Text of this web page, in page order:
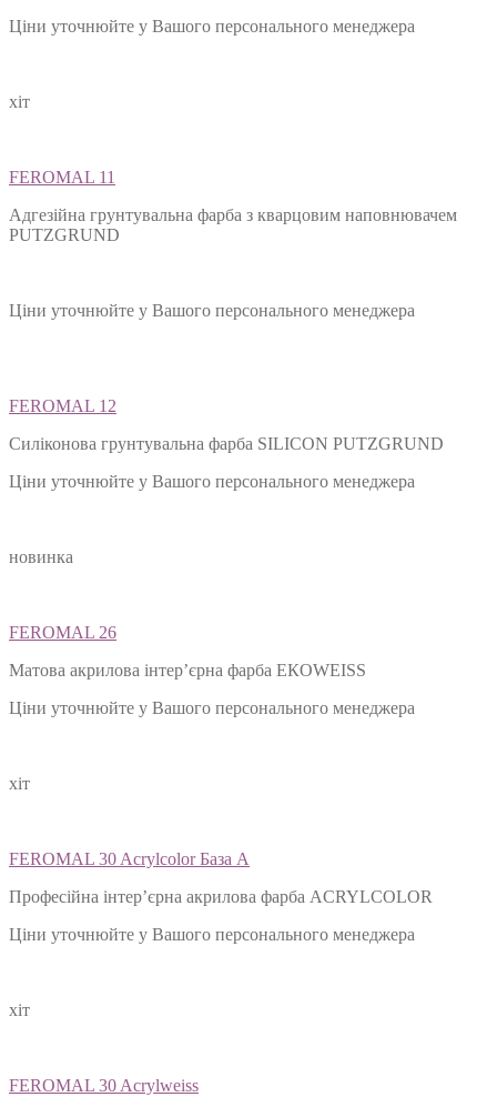
Ціни уточнюйте у Вашого персонального менеджера
хіт
FEROMAL 11
Адгезійна грунтувальна фарба з кварцовим наповнювачем
PUTZGRUND
Ціни уточнюйте у Вашого персонального менеджера
FEROMAL 12
Силіконова грунтувальна фарба SILIСON PUTZGRUND
Ціни уточнюйте у Вашого персонального менеджера
новинка
FEROMAL 26
Матова акрилова інтер’єрна фарба ЕКОWEISS
Ціни уточнюйте у Вашого персонального менеджера
хіт
FEROMAL 30 Acrylcolor База А
Професійна інтер’єрна акрилова фарба ACRYLCOLOR
Ціни уточнюйте у Вашого персонального менеджера
хіт
FEROMAL 30 Acrylweiss